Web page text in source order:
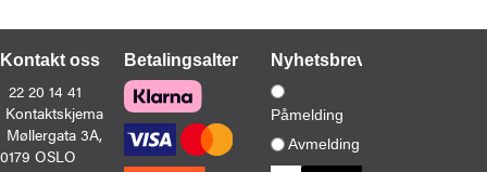
Kontakt oss
22 20 14 41
Kontaktskjema
Møllergata 3A,
0179 OSLO
BetalingsalternativerNyhetsbrev
Påmelding
Avmelding